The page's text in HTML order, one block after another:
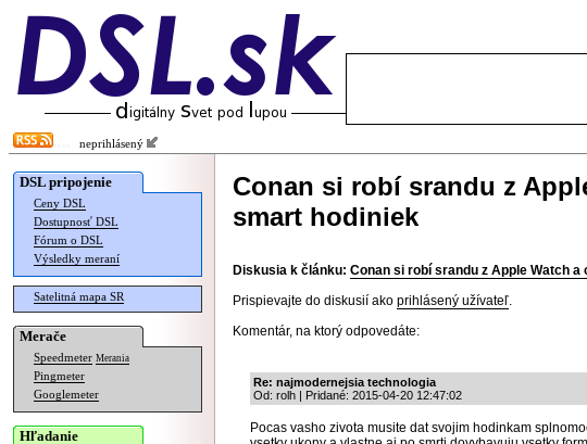
neprihlásený
DSL pripojenie
Ceny DSL
Dostupnosť DSL
Fórum o DSL
Výsledky meraní
Satelitná mapa SR
Merače
Speedmeter Merania
Pingmeter
Googlemeter
Hľadanie
Conan si robí srandu z
smart hodiniek
Diskusia k článku: Conan si robí srandu z Apple Watch
Prispievajte do diskusií ako prihlásený užívateľ.
Komentár, na ktorý odpovedáte:
Re: najmodernejsia technologia
Od: rolh | Pridané: 2015-04-20 12:47:02
Pocas vasho zivota musite dat svojim hodinkam